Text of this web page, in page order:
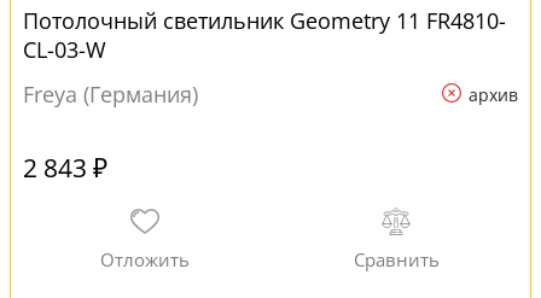
Потолочный светильник Geometry 11 FR4810-
CL-03-W
Freya (Германия)
архив
2 843 ₽